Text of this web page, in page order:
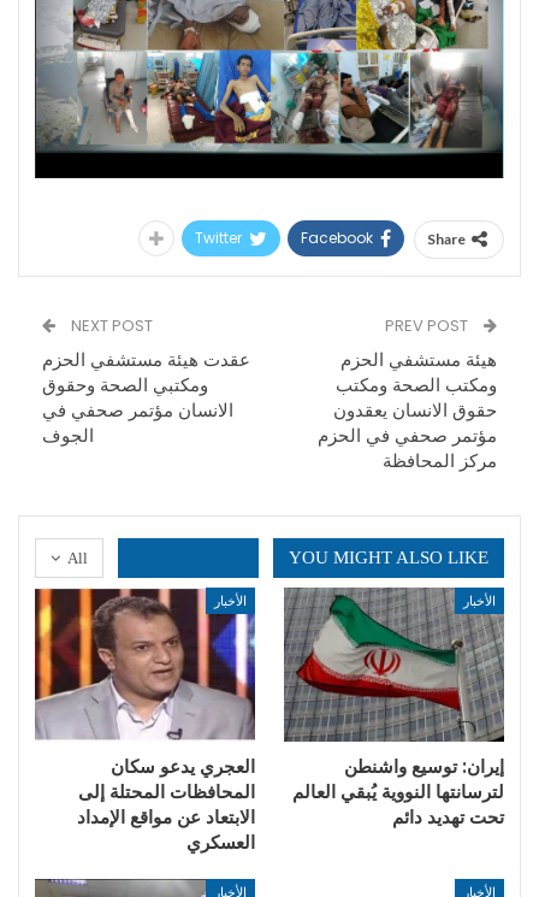
Share
Facebook
Twitter
هيئة مستشفي الحزم
ومكتب الصحة ومكتب
حقوق الانسان يعقدون
مؤتمر صحفي في الحزم
مركز المحافظة
NEXT POST
عقدت هيئة مستشفي الحزم
ومكتبي الصحة وحقوق
الانسان مؤتمر صحفي في
الجوف
All YOU MIGHT ALSO LIKE
الأخبار
إيران: توسيع واشنطن
لترسانتها النووية يُبقي العالم
تحت تهديد دائم
الأخبار
العجري يدعو سكان
المحافظات المحتلة إلى
الابتعاد عن مواقع الإمداد
العسكري
الأخبار الأخبار